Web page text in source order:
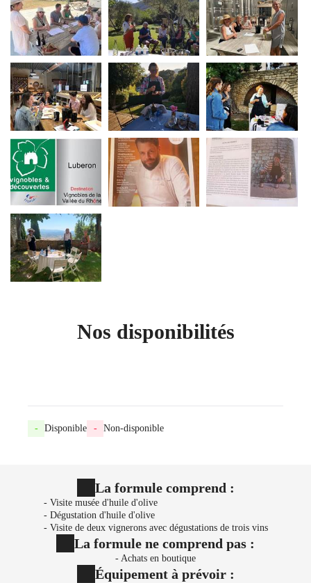
Nos disponibilités
- Disponible - Non-disponible
La formule comprend :
- Visite musée d'huile d'olive
- Dégustation d'huile d'olive
- Visite de deux vignerons avec dégustations de trois vins
La formule ne comprend pas :
- Achats en boutique
Équipement à prévoir :